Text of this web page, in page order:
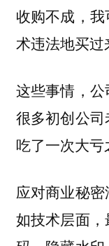
收购不成，
术违法地买过
这些事情，公
很多初创公
吃了一次大亏
应对商业秘
如技术层面